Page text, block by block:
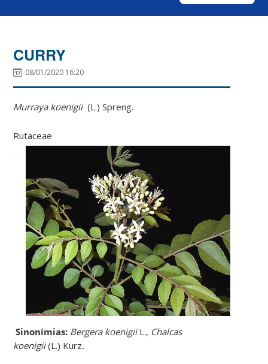
CURRY
08/01/2020 16:20
Murraya koenigii(L.)Spreng.
Rutaceae
Sinonímias: Bergera koenigiiL., Chalcas
koenigii(L.) Kurz.